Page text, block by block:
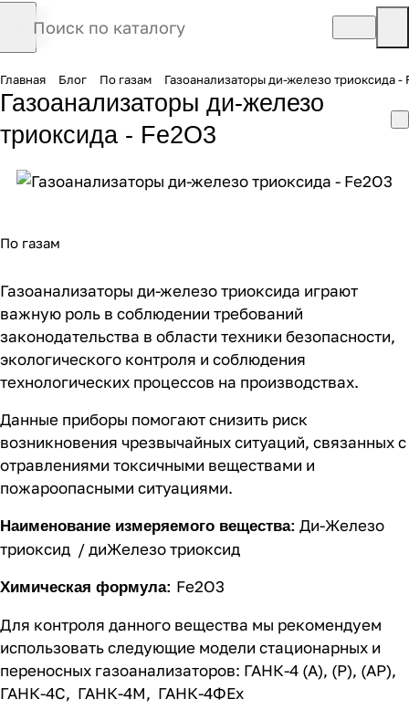
Главная Блог По газам Газоанализаторы ди-железо триоксида -
Газоанализаторы ди-железо
триоксида - Fe2O3
По газам
Газоанализаторы ди-железо триоксида играют
важную роль в соблюдении требований
законодательства в области техники безопасности,
экологического контроля и соблюдения
технологических процессов на производствах.
Данные приборы помогают снизить риск
возникновения чрезвычайных ситуаций, связанных с
отравлениями токсичными веществами и
пожароопасными ситуациями.
Наименование измеряемого вещества: Ди-Железо
триоксид / диЖелезо триоксид
Химическая формула: Fe2О3
Для контроля данного вещества мы рекомендуем
использовать следующие модели стационарных и
переносных газоанализаторов: ГАНК-4 (А), (Р), (АР),
ГАНК-4C, ГАНК-4М, ГАНК-4ФEx